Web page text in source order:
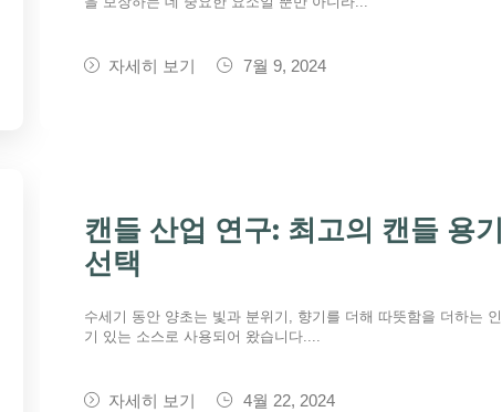
자세히 보기 7월 9, 2024
캔들 산업 연구: 최고의 캔들 용기
선택
수세기 동안 양초는 빛과 분위기, 향기를 더해 따뜻함을 더하는 인
기 있는 소스로 사용되어 왔습니다....
자세히 보기 4월 22, 2024